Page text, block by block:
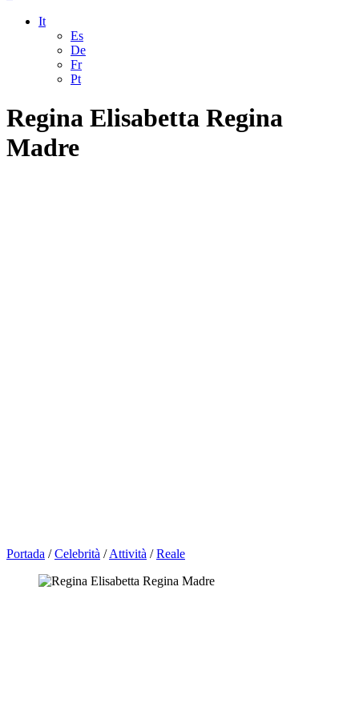
It
Es
De
Fr
Pt
Regina Elisabetta Regina
Madre
Portada /Celebrità /Attività /Reale